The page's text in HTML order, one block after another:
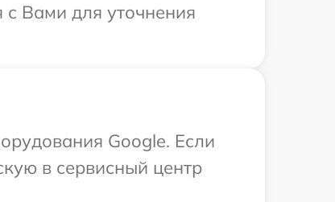
с Вами для уточнения
Google. Если
в сервисный центр